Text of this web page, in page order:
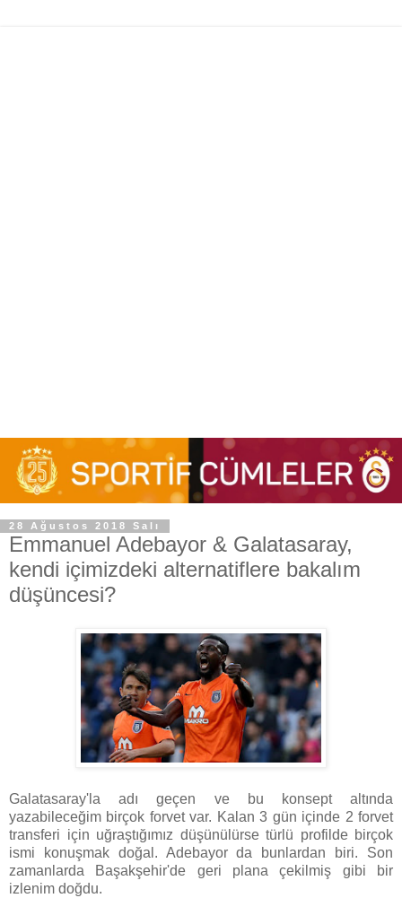
28 Ağustos 2018 Salı
Emmanuel Adebayor & Galatasaray,
kendi içimizdeki alternatiflere bakalım
düşüncesi?
Galatasaray'la adı geçen ve bu konsept altında
yazabileceğim birçok forvet var. Kalan 3 gün içinde 2 forvet
transferi için uğraştığımız düşünülürse türlü profilde birçok
ismi konuşmak doğal. Adebayor da bunlardan biri. Son
zamanlarda Başakşehir'de geri plana çekilmiş gibi bir
izlenim doğdu.